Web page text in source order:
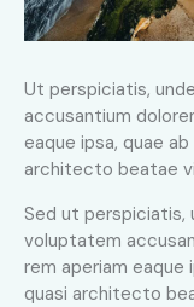
Ut perspiciatis,
accusantium
eaque ipsa, quae
architecto beatae
Sed ut perspiciatis,
voluptatem
rem aperiam
quasi architecto